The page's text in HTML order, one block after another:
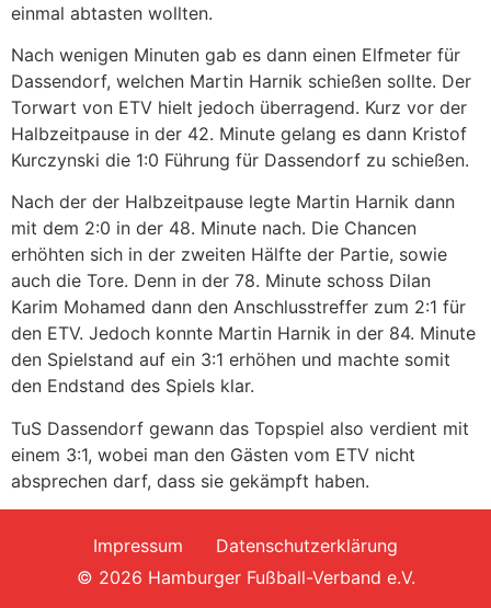
einmal abtasten wollten.
Nach wenigen Minuten gab es dann einen Elfmeter für
Dassendorf, welchen Martin Harnik schießen sollte. Der
Torwart von ETV hielt jedoch überragend. Kurz vor der
Halbzeitpause in der 42. Minute gelang es dann Kristof
Kurczynski die 1:0 Führung für Dassendorf zu schießen.
Nach der der Halbzeitpause legte Martin Harnik dann
mit dem 2:0 in der 48. Minute nach. Die Chancen
erhöhten sich in der zweiten Hälfte der Partie, sowie
auch die Tore. Denn in der 78. Minute schoss Dilan
Karim Mohamed dann den Anschlusstreffer zum 2:1 für
den ETV. Jedoch konnte Martin Harnik in der 84. Minute
den Spielstand auf ein 3:1 erhöhen und machte somit
den Endstand des Spiels klar.
TuS Dassendorf gewann das Topspiel also verdient mit
einem 3:1, wobei man den Gästen vom ETV nicht
absprechen darf, dass sie gekämpft haben.
Impressum
Datenschutzerklärung
© 2026 Hamburger Fußball-Verband e.V.